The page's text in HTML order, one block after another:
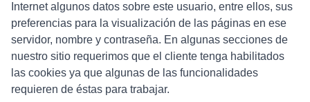
Internet algunos datos sobre este usuario, entre ellos, sus
preferencias para la visualización de las páginas en ese
servidor, nombre y contraseña. En algunas secciones de
nuestro sitio requerimos que el cliente tenga habilitados
las cookies ya que algunas de las funcionalidades
requieren de éstas para trabajar.